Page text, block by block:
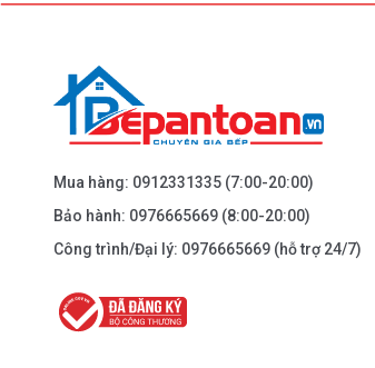
Dẫn đường
BEPANTOAN.VN - NGUYỄN TRÃI -
Dẫn đường
Mua hàng: 0912331335 (7:00-20:00)
Bảo hành: 0976665669 (8:00-20:00)
Công trình/Đại lý: 0976665669 (hỗ trợ 24/7)